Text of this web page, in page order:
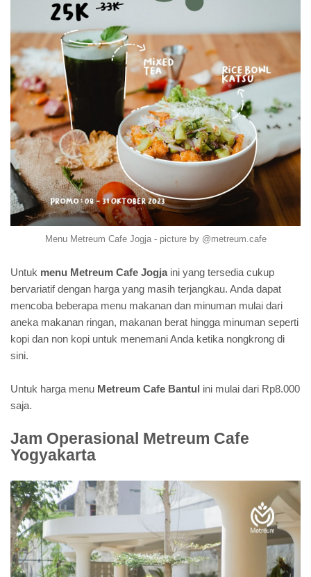
Menu Metreum Cafe Jogja - picture by @metreum.cafe
Untuk menu Metreum Cafe Jogjaini yang tersedia cukup
bervariatif dengan harga yang masih terjangkau. Anda dapat
mencoba beberapa menu makanan dan minuman mulai dari
aneka makanan ringan, makanan berat hingga minuman seperti
kopi dan non kopi untuk menemani Anda ketika nongkrong di
sini.
Untuk harga menu Metreum Cafe Bantul ini mulai dari Rp8.000
saja.
Jam Operasional Metreum Cafe
Yogyakarta